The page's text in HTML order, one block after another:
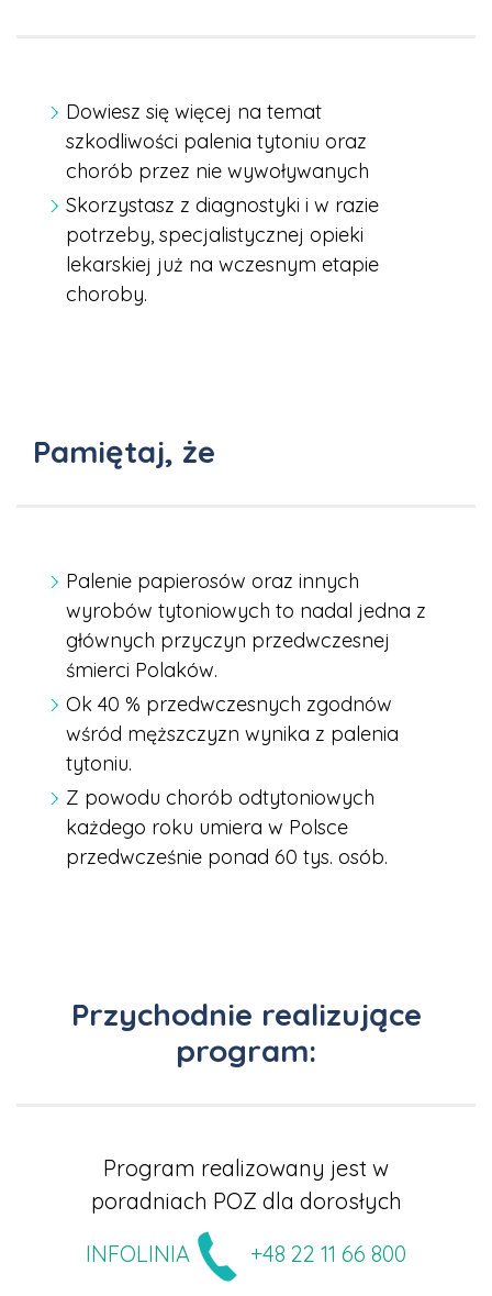
Dowiesz się więcej na temat
szkodliwości palenia tytoniu oraz
chorób przez nie wywoływanych
Skorzystasz z diagnostyki i w razie
potrzeby, specjalistycznej opieki
lekarskiej już na wczesnym etapie
choroby.
Pamiętaj, że
Palenie papierosów oraz innych
wyrobów tytoniowych to nadal jedna z
głównych przyczyn przedwczesnej
śmierci Polaków.
Ok 40 % przedwczesnych zgodnów
wśród męższczyzn wynika z palenia
tytoniu.
Z powodu chorób odtytoniowych
każdego roku umiera w Polsce
przedwcześnie ponad 60 tys. osób.
Przychodnie realizujące
program:
Program realizowany jest w
poradniach POZ dla dorosłych
INFOLINIA
+48 22 11 66 800